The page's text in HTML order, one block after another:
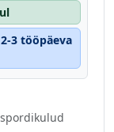
3 tööpäeva